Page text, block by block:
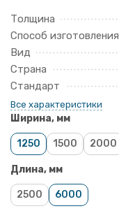
Толщина
Способ изготовления
Вид
Страна
Стандарт
Все характеристики
Ширина, мм
1250 1500 2000
Длина, мм
2500 6000